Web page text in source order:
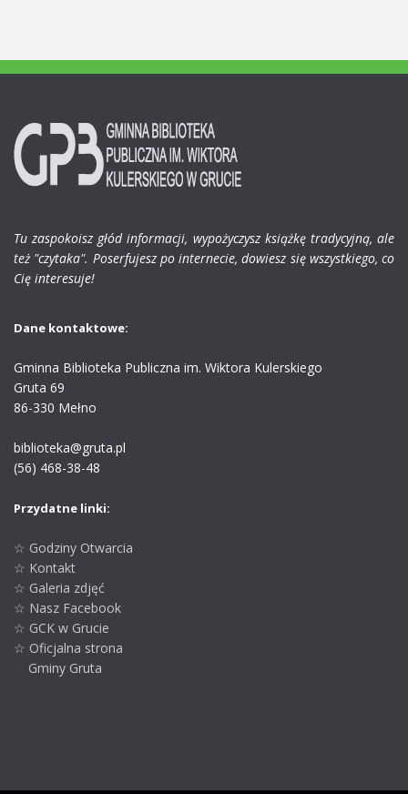
Tu zaspokoisz głód informacji, wypożyczysz książkę tradycyjną, ale
też "czytaka". Poserfujesz po internecie, dowiesz się wszystkiego, co
Cię interesuje!
Dane kontaktowe:
Gminna Biblioteka Publiczna im. Wiktora Kulerskiego
Gruta 69
86-330 Mełno
biblioteka@gruta.pl
(56) 468-38-48
Przydatne linki:
☆ Godziny Otwarcia
☆ Kontakt
☆ Galeria zdjęć
☆ Nasz Facebook
☆ GCK w Grucie
☆ Oficjalna strona
Gminy Gruta